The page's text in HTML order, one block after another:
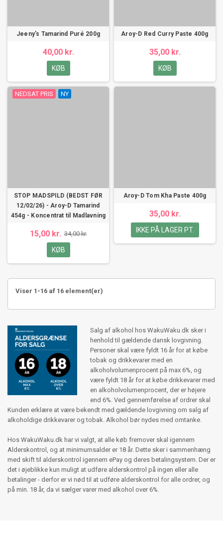
Jeeny's Tamarind Puré 200g
40,00 kr.
KØB
Aroy-D Red Curry Paste 400g
35,00 kr.
KØB
NEDSAT PRIS NY
STOP MADSPILD (BEDST FØR
12/02/26) - Aroy-D Tamarind
454g - Koncentrat til Madlavning
15,00 kr. 34,00 kr.
KØB
Aroy-D Tom Kha Paste 400g
35,00 kr.
IKKE PÅ LAGER PT.
Viser 1-16 af 16 element(er)
Salg af alkohol hos WakuWaku.dk sker i
henhold til gældende dansk lovgivning.
Personer skal være fyldt 16 år for at købe
tobak og drikkevarer med en
alkoholvolumenprocent på max 6%, og
være fyldt 18 år for at købe drikkevarer med
en alkoholvolumenprocent, der er højere
end 6%. Ved gennemførelse af ordrer skal
Kunden erklære at være bekendt med gældende lovgivning om salg af
alkoholdige drikkevarer og tobak. Alkohol bør nydes med omtanke.
Hos WakuWaku.dk har vi valgt, at alle køb fremover skal igennem
Alderskontrol, og at minimumsalder er 18 år. Dette sker i sammenhæng
med skift til alderskontrol igennem ePay og deres betalingsystem. Der er
det i øjeblikke kun muligt at udføre alderskontrol på ingen eller alle
betalinger - derfor er vi nød til at udføre alderskontrol for alle ordrer, og
på min. 18 år, da vi sælger varer med alkohol over 6%.